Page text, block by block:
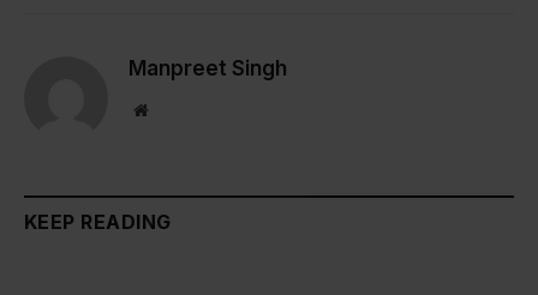
Manpreet Singh
Website
KEEP READING